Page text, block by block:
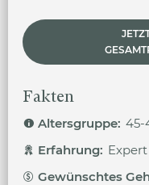
Fakten
Altersgruppe: 45-
Erfahrung: Expert
Gewünschtes